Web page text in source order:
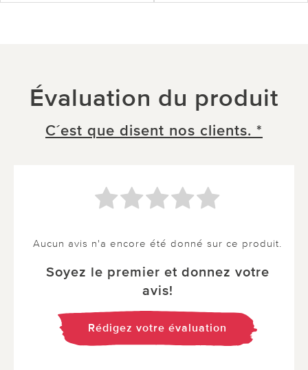
Évaluation du produit
C´est que disent nos clients. *
Aucun avis n'a encore été donné sur ce produit.
Soyez le premier et donnez votre
avis!
Rédigez votre évaluation